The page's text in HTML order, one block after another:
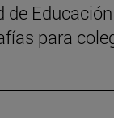
de
para